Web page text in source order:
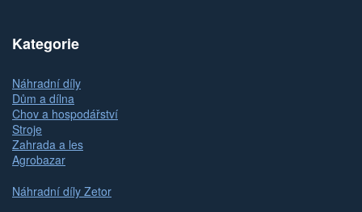
Kategorie
Náhradní díly
Dům a dílna
Chov a hospodářství
Stroje
Zahrada a les
Agrobazar
Náhradní díly Zetor